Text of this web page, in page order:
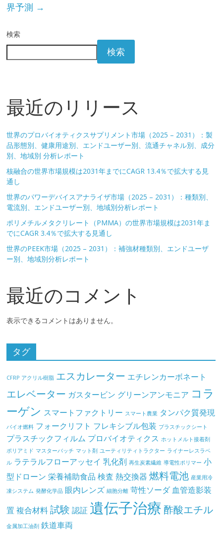
界予測 →
検索
検索
最近のリリース
世界のプロバイオティクスサプリメント市場（2025 – 2031）：製
品形態別、健康用途別、エンドユーザー別、流通チャネル別、成分
別、地域別 分析レポート
核融合の世界市場規模は2031年までにCAGR 13.4％で拡大する見
通し
世界のパワーデバイスアナライザ市場（2025 – 2031）：種類別、
電流別、エンドユーザー別、地域別分析レポート
ポリメチルメタクリレート（PMMA）の世界市場規模は2031年ま
でにCAGR 3.4％で拡大する見通し
世界のPEEK市場（2025 – 2031）：補強材種類別、エンドユーザ
ー別、地域別分析レポート
最近のコメント
表示できるコメントはありません。
タグ
CFRP アクリル樹脂 エスカレーター エチレンカーボネート
エレベーター ガスタービン グリーンアンモニア コラ
ーゲン スマートファクトリー スマート農業 タンパク質発現
バイオ燃料 フォークリフト フレキシブル包装 プラスチックシート
プラスチックフィルム プロバイオティクス ホットメルト接着剤
ポリアミド マスターバッチ マット剤 ユーティリティトラクター ライナーレスラベ
ル ラテラルフローアッセイ 乳化剤 再生炭素繊維 導電性ポリマー 小
型ドローン 栄養補助食品 検査 熱交換器 燃料電池 産業用冷
凍システム 発酵化学品 眼内レンズ 細胞分離 苛性ソーダ 血管造影装
置 複合材料 試験 認証 遺伝子治療 酢酸エチル
金属加工油剤 鉄道車両